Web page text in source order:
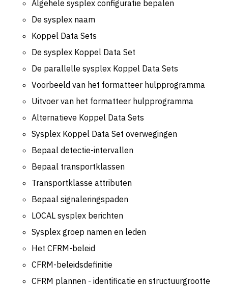
Algehele sysplex configuratie bepalen
De sysplex naam
Koppel Data Sets
De sysplex Koppel Data Set
De parallelle sysplex Koppel Data Sets
Voorbeeld van het formatteer hulpprogramma
Uitvoer van het formatteer hulpprogramma
Alternatieve Koppel Data Sets
Sysplex Koppel Data Set overwegingen
Bepaal detectie-intervallen
Bepaal transportklassen
Transportklasse attributen
Bepaal signaleringspaden
LOCAL sysplex berichten
Sysplex groep namen en leden
Het CFRM-beleid
CFRM-beleidsdefinitie
CFRM plannen - identificatie en structuurgrootte